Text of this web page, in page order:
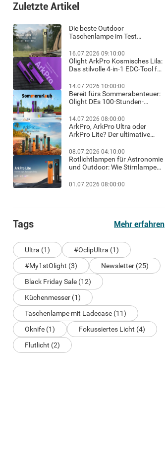
Zuletzte Artikel
Die beste Outdoor
Taschenlampe im Test
sicheres Wandern im Dunkeln
16.07.2026 09:10:00
Olight ArkPro Kosmisches Lila:
Das stilvolle 4-in-1 EDC-Tool für
14.07.2026 10:00:00
Bereit fürs Sommerabenteuer:
Olight DEs 100-Stunden-
exklusiver Gratis-Geschenk-
Guide!
14.07.2026 08:00:00
ArkPro, ArkPro Ultra oder
ArkPro Lite? Der ultimative
& Heimwerker
08.07.2026 04:10:00
Rotlichtlampen für Astronomie
und Outdoor: Wie Stirnlampen
Rotlicht die Dunkeladaptation
01.07.2026 08:00:00
Tags Mehr erfahren
Ultra (1)
#OclipUltra (1)
#My1stOlight (3)
Newsletter (25)
Black Friday Sale (12)
Küchenmesser (1)
Taschenlampe mit Ladecase (11)
Oknife (1)
Fokussiertes Licht (4)
Flutlicht (2)